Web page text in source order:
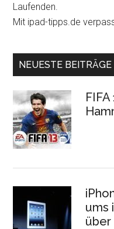
Laufenden.
Mit ipad-tipps.de
NEUESTE BEITRÄGE
ums
über